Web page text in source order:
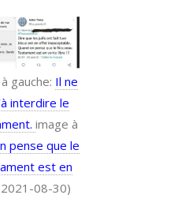
gauche: Il ne
interdire le
image à
pense que le
est en
08-30)